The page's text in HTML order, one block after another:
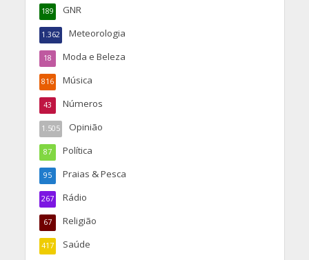
GNR
189
Meteorologia
1.362
Moda e Beleza
18
Música
816
Números
43
Opinião
1.505
Política
87
Praias & Pesca
95
Rádio
267
Religião
67
Saúde
417